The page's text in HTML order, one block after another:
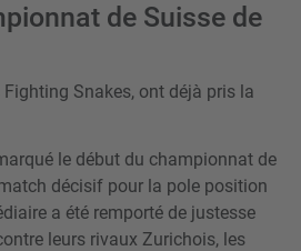
de Suisse de
Snakes, ont déjà pris la
le début du championnat de
décisif pour la pole position
a été remporté de justesse
leurs rivaux Zurichois, les